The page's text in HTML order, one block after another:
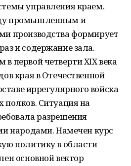
управления краем.
промышленным и
производства формирует
и содержание зала.
первой четверти XIX века
края в Отечественной
иррегулярного войска
Ситуация на
разрешения
народами. Намечен курс
политику в области
основной вектор